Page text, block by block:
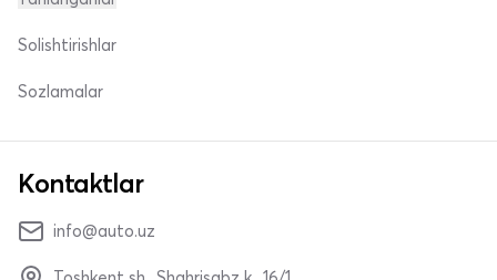
Solishtirishlar
Sozlamalar
Kontaktlar
info@auto.uz